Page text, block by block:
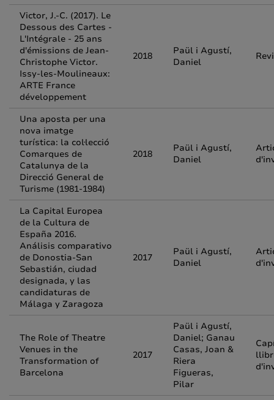
Victor, J.-C. (2017). Le
Dessous des Cartes -
L'Intégrale - 25 ans
d'émissions de Jean-
Christophe Victor.
Issy-les-Moulineaux:
ARTE France
développement
2018
Paül i Agustí,
Daniel
Una aposta per una
nova imatge
turística: la col·lecció
Comarques de
Catalunya de la
Direcció General de
Turisme (1981-1984)
2018
Paül i Agustí,
Daniel
La Capital Europea
de la Cultura de
España 2016.
Análisis comparativo
de Donostia-San
Sebastián, ciudad
designada, y las
candidaturas de
Málaga y Zaragoza
2017
Paül i Agustí,
Daniel
The Role of Theatre
Venues in the
Transformation of
Barcelona
2017
Paül i Agustí,
Daniel; Ganau
Casas, Joan &
Riera
Figueras,
Pilar